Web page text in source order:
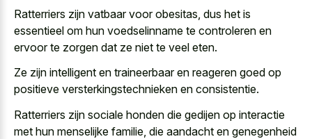
Ratterriers zijn vatbaar voor obesitas, dus het is
essentieel om hun voedselinname te controleren en
ervoor te zorgen dat ze niet te veel eten.
Ze zijn intelligent en traineerbaar en reageren goed op
positieve versterkingstechnieken en consistentie.
Ratterriers zijn sociale honden die gedijen op interactie
met hun menselijke familie, die aandacht en genegenheid